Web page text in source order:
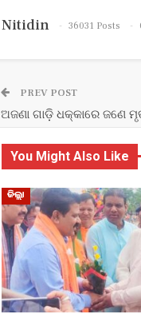
Nitidin 36031 Posts
PREV POST
ଅଜଣା ଗାଡ଼ି ଧକ୍କାରେ ଜଣେ
You Might Also Like
ଜିଲ୍ଲା